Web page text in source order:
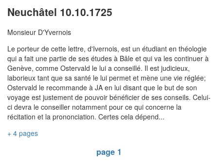
Neuchâtel 10.10.1725
Monsieur D'Yvernois
Le porteur de cette lettre, d'Ivernois, est un étudiant en théologie
qui a fait une partie de ses études à Bâle et qui va les continuer à
Genève, comme Ostervald le lui a conseillé. Il est judicieux,
laborieux tant que sa santé le lui permet et mène une vie réglée;
Ostervald le recommande à JA en lui disant que le but de son
voyage est justement de pouvoir bénéficier de ses conseils. Celui-
ci devra le conseiller notamment pour ce qui concerne la
récitation et la prononciation. Certes cela dépend...
+ 4 pages
page 1